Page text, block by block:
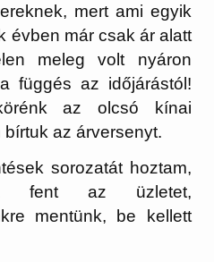
mert ami egyik
évben már csak ár alatt
meleg volt nyáron
függés az időjárástól!
az olcsó kínai
az árversenyt.
sorozatát hoztam,
fent az üzletet,
mentünk, be kellett